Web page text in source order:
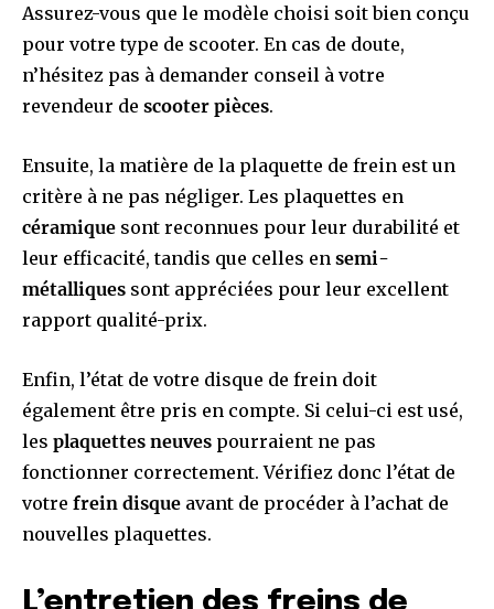
Assurez-vous que le modèle choisi soit bien conçu
pour votre type de scooter. En cas de doute,
n’hésitez pas à demander conseil à votre
revendeur de scooter pièces.
Ensuite, la matière de la plaquette de frein est un
critère à ne pas négliger. Les plaquettes en
céramique sont reconnues pour leur durabilité et
leur efficacité, tandis que celles en semi-
métalliques sont appréciées pour leur excellent
rapport qualité-prix.
Enfin, l’état de votre disque de frein doit
également être pris en compte. Si celui-ci est usé,
les plaquettes neuves pourraient ne pas
fonctionner correctement. Vérifiez donc l’état de
votre frein disque avant de procéder à l’achat de
nouvelles plaquettes.
L’entretien des freins de